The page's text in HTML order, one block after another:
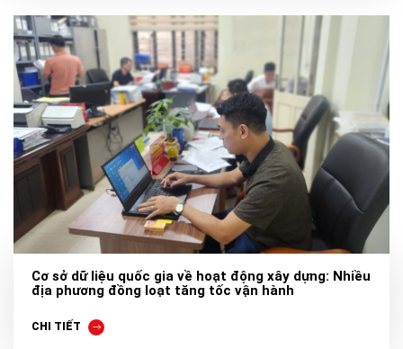
Cơ sở dữ liệu quốc gia về hoạt động xây dựng: Nhiều
địa phương đồng loạt tăng tốc vận hành
CHI TIẾT